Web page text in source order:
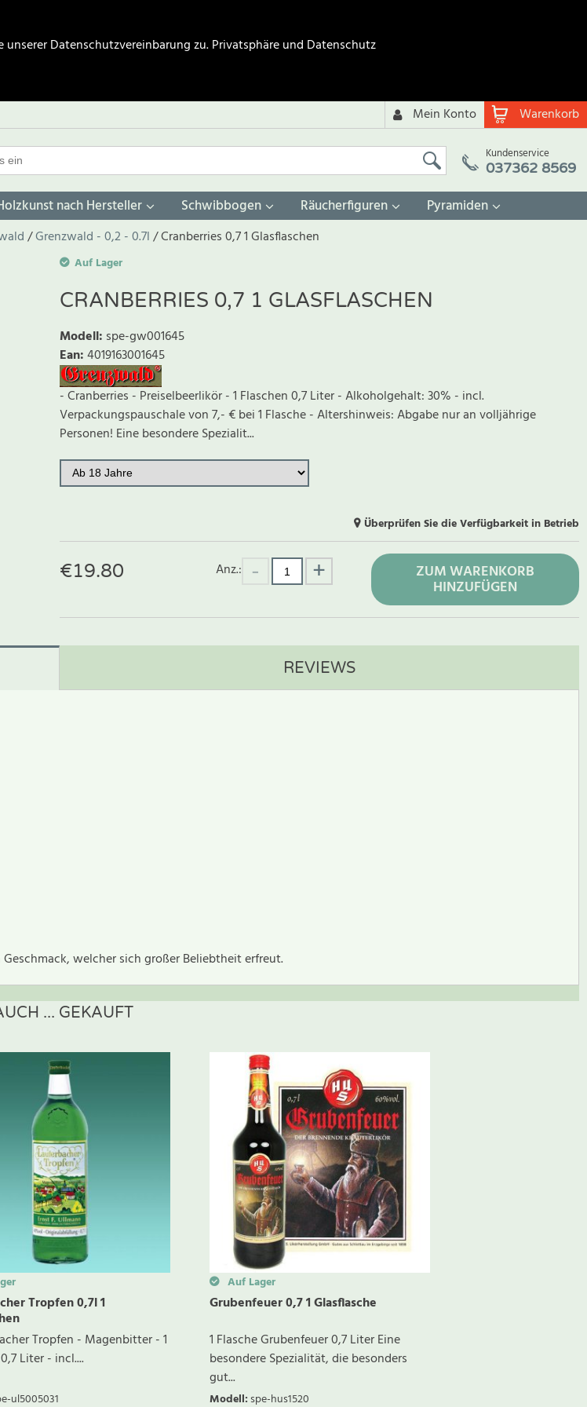
Datenschutzvereinbarung zu.Privatsphäre und Datenschutz
Warenkorb
Mein Konto
Kundenservice
037362 8569
nach Hersteller Schwibbogen Räucherfiguren Pyramiden
Grenzwald - 0,2 - 0.7l Cranberries 0,7 1 Glasflaschen
Auf Lager
CRANBERRIES 0,7 1 GLASFLASCHEN
Modell: spe-gw001645
Ean:4019163001645
- Cranberries - Preiselbeerlikör - 1 Flaschen 0,7 Liter - Alkoholgehalt: 30% - incl.
Verpackungspauschale von 7,- € bei 1 Flasche - Altershinweis: Abgabe nur an volljährige
Personen! Eine besondere Spezialit...
Überprüfen Sie die Verfügbarkeit in Betrieb
€19.80 Anz.: ZUM WARENKORB
HINZUFÜGEN
REVIEWS
welcher sich großer Beliebtheit erfreut.
... GEKAUFT
Tropfen 0,7l 1
Tropfen - Magenbitter - 1
Liter - incl....
ul5005031
Auf Lager
Grubenfeuer 0,7 1 Glasflasche
1 Flasche Grubenfeuer 0,7 Liter Eine
besondere Spezialität, die besonders
gut...
Modell:spe-hus1520